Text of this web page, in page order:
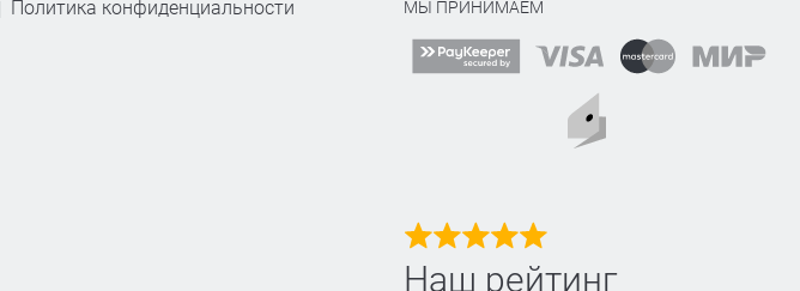
Политика конфиденциальности МЫ ПРИНИМАЕМ
Наш рейтинг